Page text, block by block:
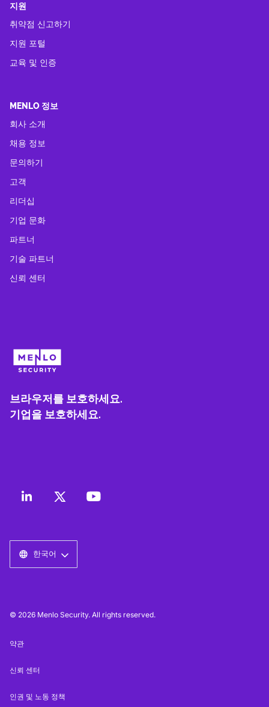
지원
취약점 신고하기
지원 포털
교육 및 인증
MENLO 정보
회사 소개
채용 정보
문의하기
고객
리더십
기업 문화
파트너
기술 파트너
신뢰 센터
브라우저를 보호하세요.
기업을 보호하세요.
한국어
© 2026 Menlo Security. All rights reserved.
약관
신뢰 센터
인권 및 노동 정책